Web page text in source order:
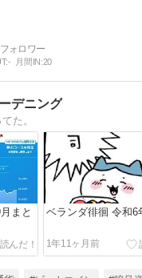
- 月間IN:20
デニング
た。
まと
ベランダ徘徊 令和6
1年11ヶ月前